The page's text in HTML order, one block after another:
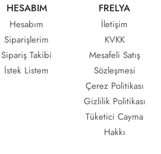
HESABIM
Hesabım
Siparişlerim
Sipariş Takibi
İstek Listem
FRELYA
İletişim
KVKK
Mesafeli Satış
Sözleşmesi
Çerez Politikası
Gizlilik Politikası
Tüketici Cayma
Hakkı